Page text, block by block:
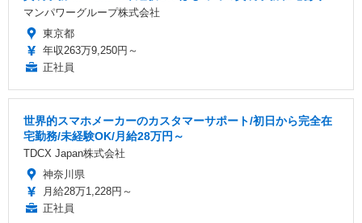
マンパワーグループ株式会社
東京都
年収263万9,250円～
正社員
世界的スマホメーカーのカスタマーサポート/初日から完全在
宅勤務/未経験OK/月給28万円～
TDCX Japan株式会社
神奈川県
月給28万1,228円～
正社員